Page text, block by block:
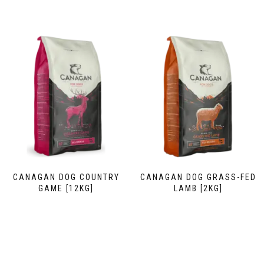
CANAGAN DOG COUNTRY
GAME [12KG]
CANAGAN DOG GRASS-FED
LAMB [2KG]